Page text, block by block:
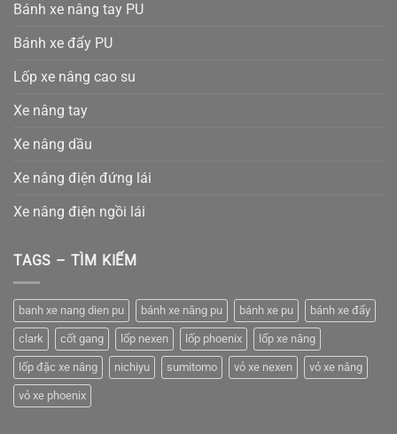
Bánh xe nâng tay PU
Bánh xe đẩy PU
Lốp xe nâng cao su
Xe nâng tay
Xe nâng dầu
Xe nâng điện đứng lái
Xe nâng điện ngồi lái
TAGS – TÌM KIẾM
banh xe nang dien pu bánh xe nâng pu bánh xe pu bánh xe đẩy
clark cốt gang lốp nexen lốp phoenix lốp xe nâng
lốp đặc xe nâng nichiyu sumitomo vỏ xe nexen vỏ xe nâng
vỏ xe phoenix